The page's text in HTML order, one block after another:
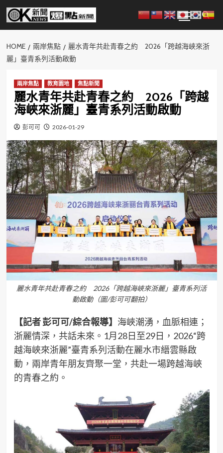
Skip
content
Menu
HOME 兩岸焦點
麗水青年共赴青春之約 2026「跨越海峽來浙
麗」臺青系列活動啟動
兩岸焦點 教育園地 焦點新聞
麗水青年共赴青春之約 2026「跨越
海峽來浙麗」臺青系列活動啟動
彭可可 2026-01-29
麗水青年共赴青春之約 2026「跨越海峽來浙麗」臺青系列活
動啟動（圖/彭可可翻拍）
【記者 彭可可/綜合報導】 海峽潮湧，血脈相連；
浙麗情深，共話未來。1月28日至29日，2026“跨
越海峽來浙麗”臺青系列活動在麗水市縉雲縣啟
動，兩岸青年朋友齊聚一堂，共赴一場跨越海峽
的青春之約。